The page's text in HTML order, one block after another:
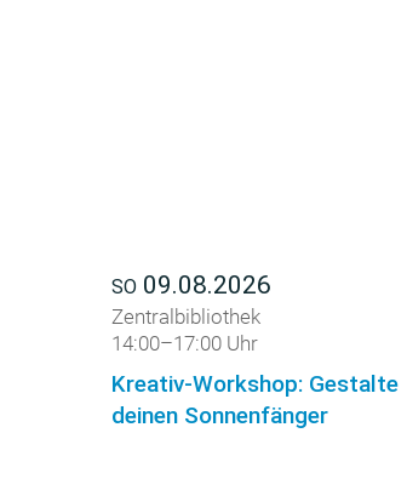
SO 09.08.2026
Zentralbibliothek
14:00–17:00 Uhr
Kreativ-Workshop: Gestalte
deinen Sonnenfänger